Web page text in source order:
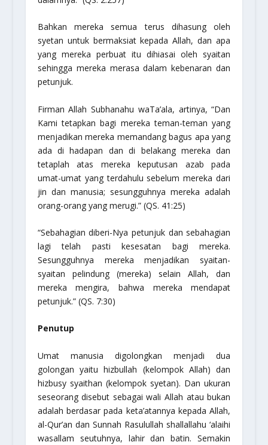
Bahkan mereka semua terus dihasung oleh
syetan untuk bermaksiat kepada Allah, dan apa
yang mereka perbuat itu dihiasai oleh syaitan
sehingga mereka merasa dalam kebenaran dan
petunjuk.
Firman AllahSubhanahu waTa’ala, artinya,“Dan
Kami tetapkan bagi mereka teman-teman yang
menjadikan mereka memandang bagus apa yang
ada di hadapan dan di belakang mereka dan
tetaplah atas mereka keputusan azab pada
umat-umat yang terdahulu sebelum mereka dari
jin dan manusia; sesungguhnya mereka adalah
orang-orang yang merugi.”(QS. 41:25)
“Sebahagian diberi-Nya petunjuk dan sebahagian
lagi telah pasti kesesatan bagi mereka.
Sesungguhnya mereka menjadikan syaitan-
syaitan pelindung (mereka) selain Allah, dan
mereka mengira, bahwa mereka mendapat
petunjuk.”(QS. 7:30)
Penutup
Umat manusia digolongkan menjadi dua
golongan yaitu hizbullah (kelompok Allah) dan
hizbusy syaithan (kelompok syetan). Dan ukuran
seseorang disebut sebagai wali Allah atau bukan
adalah berdasar pada keta’atannya kepada Allah,
al-Qur’an dan Sunnah Rasulullah shallallahu ‘alaihi
wasallam seutuhnya, lahir dan batin. Semakin